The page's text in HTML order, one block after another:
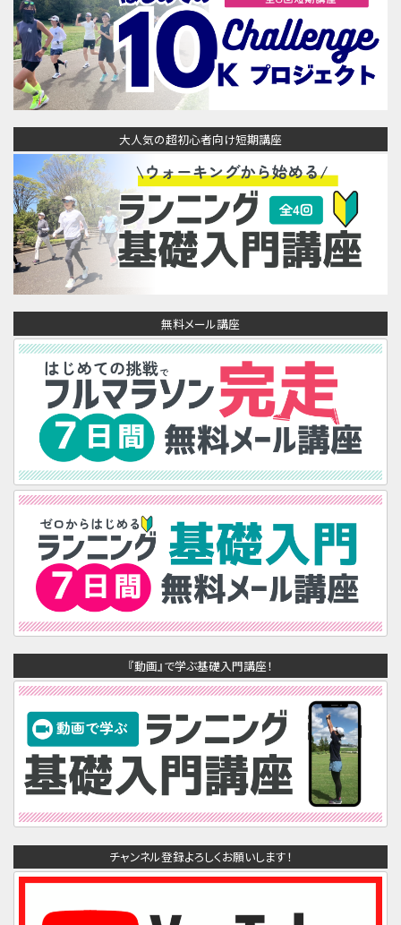
大人気の超初心者向け短期講座
無料メール講座
『動画』で学ぶ基礎入門講座！
チャンネル登録よろしくお願いします！